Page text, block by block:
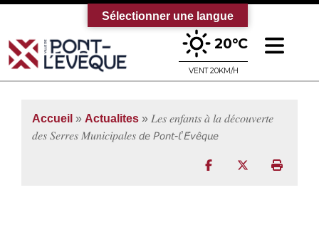
Bienvenue sur le site officiel de la
20°C
VENT 20KM/H
Accueil » Actualites » 𝐿𝑒𝑠 𝑒𝑛𝑓𝑎𝑛𝑡𝑠 𝑎̀ 𝑙𝑎 𝑑𝑒́𝑐𝑜𝑢𝑣𝑒𝑟𝑡𝑒
𝑑𝑒𝑠 𝑆𝑒𝑟𝑟𝑒𝑠 𝑀𝑢𝑛𝑖𝑐𝑖𝑝𝑎𝑙𝑒𝑠 𝘥𝘦 𝘗𝘰𝘯𝘵-𝘭’𝘌́𝘷𝘦̂𝘲𝘶𝘦
Partager surPartager sur
Sélectionner une langue